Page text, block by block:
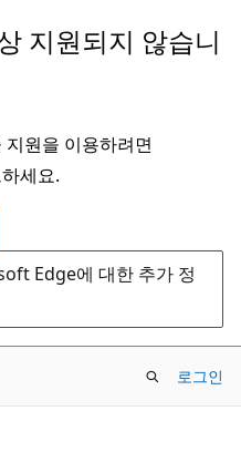
지원되지 않습니
원을 이용하려면
세요.
Edge에 대한 추가 정
로그인